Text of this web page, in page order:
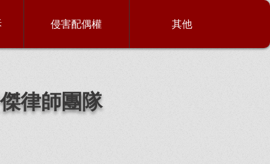
侵害配偶權 其他
律師團隊